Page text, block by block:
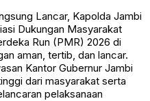
Lancar, Kapolda Jambi
Dukungan Masyarakat
Run (PMR) 2026 di
aman, tertib, dan lancar.
Kantor Gubernur Jambi
dari masyarakat serta
pelaksanaan